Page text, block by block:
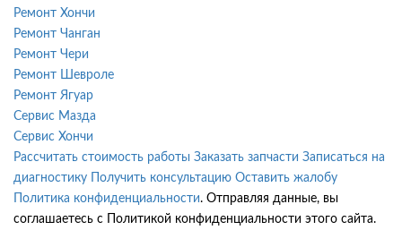
Ремонт Хончи
Ремонт Чанган
Ремонт Чери
Ремонт Шевроле
Ремонт Ягуар
Сервис Мазда
Сервис Хончи
Рассчитать стоимость работы Заказать запчасти Записаться на
диагностику
Получить консультацию Оставить жалобу
Политика конфиденциальности. Отправляя данные, вы
соглашаетесь с Политикой конфиденциальности этого сайта.